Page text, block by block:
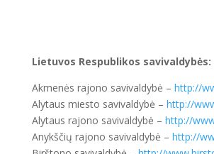
Lietuvos Respublikos savivaldybės:
Akmenės rajono savivaldybė – http://
Alytaus miesto savivaldybė – http://
Alytaus rajono savivaldybė – http://
Anykščių rajono savivaldybė – http://